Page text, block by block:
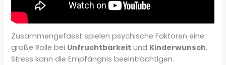
Zusammengefasst spielen psychische Faktoren eine
große Rolle bei Unfruchtbarkeit und Kinderwunsch.
Stress kann die Empfängnis beeinträchtigen.